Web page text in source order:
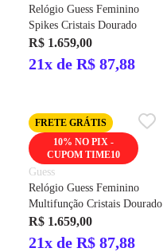
Relógio Guess Feminino
Spikes Cristais Dourado
R$ 1.659,00
21x de R$ 87,88
FRETE GRÁTIS
10% NO PIX -
CUPOM TIME10
Guess
Relógio Guess Feminino
Multifunção Cristais Dourado
R$ 1.659,00
21x de R$ 87,88